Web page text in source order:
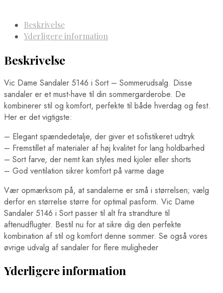
Beskrivelse
Yderligere information
Beskrivelse
Vic Dame Sandaler 5146 i Sort – Sommerudsalg. Disse
sandaler er et must-have til din sommergarderobe. De
kombinerer stil og komfort, perfekte til både hverdag og fest.
Her er det vigtigste:
– Elegant spændedetalje, der giver et sofistikeret udtryk
– Fremstillet af materialer af høj kvalitet for lang holdbarhed
– Sort farve, der nemt kan styles med kjoler eller shorts
– God ventilation sikrer komfort på varme dage
Vær opmærksom på, at sandalerne er små i størrelsen; vælg
derfor en størrelse større for optimal pasform. Vic Dame
Sandaler 5146 i Sort passer til alt fra strandture til
aftenudflugter. Bestil nu for at sikre dig den perfekte
kombination af stil og komfort denne sommer. Se også vores
øvrige udvalg af sandaler for flere muligheder
Yderligere information